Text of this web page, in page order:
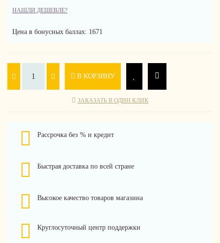
НАШЛИ ДЕШЕВЛЕ?
Цена в бонусных баллах: 1671
В КОРЗИНУ
ЗАКАЗАТЬ В ОДИН КЛИК
Рассрочка без % и кредит
Быстрая доставка по всей стране
Высокое качество товаров магазина
Круглосуточный центр поддержки